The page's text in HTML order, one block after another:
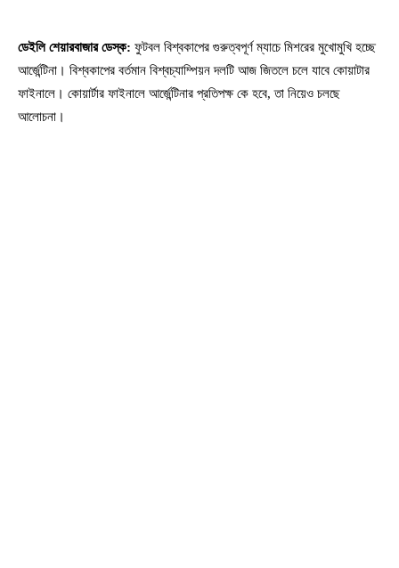
ডেইলি শেয়ারবাজার ডেস্ক: ফুটবল বিশ্বকাপের গুরুত্বপূর্ণ ম্যাচে মিশরের মুখোমুখি হচ্ছে
আর্জেন্টিনা। বিশ্বকাপের বর্তমান বিশ্বচ্যাম্পিয়ন দলটি আজ জিতলে চলে যাবে কোয়াটার
ফাইনালে। কোয়ার্টার ফাইনালে আর্জেন্টিনার প্রতিপক্ষ কে হবে, তা নিয়েও চলছে
আলোচনা।